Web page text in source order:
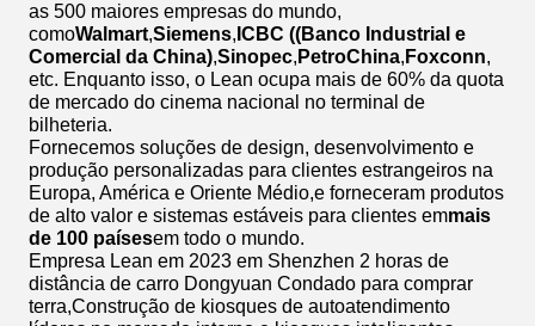
as 500 maiores empresas do mundo,
comoWalmart,Siemens, ICBC ((Banco Industrial e
Comercial da China),Sinopec, PetroChina, Foxconn,
etc. Enquanto isso, o Lean ocupa mais de 60% da quota
de mercado do cinema nacional no terminal de
bilheteria.
Fornecemos soluções de design, desenvolvimento e
produção personalizadas para clientes estrangeiros na
Europa, América e Oriente Médio,e forneceram produtos
de alto valor e sistemas estáveis para clientes emmais
de 100 paísesem todo o mundo.
Empresa Lean em 2023 em Shenzhen 2 horas de
distância de carro Dongyuan Condado para comprar
terra,Construção de kiosques de autoatendimento